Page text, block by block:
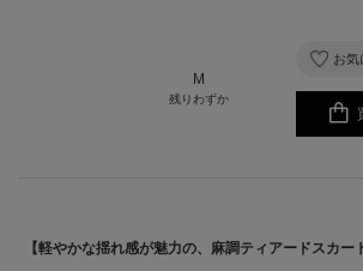
M
残りわずか
お気
【軽やかな揺れ感が魅力の、麻調ティアードスカー